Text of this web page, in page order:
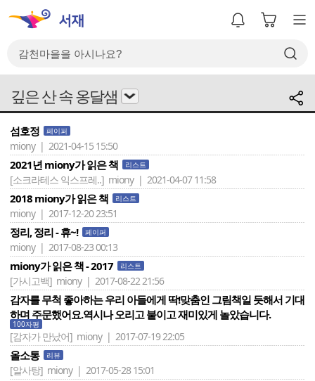
깊은 산 속 옹달샘
섬호정 페이퍼
miony | 2021-04-15 15:50
2021년 miony가 읽은 책 리스트
[소크라테스 익스프레..] miony | 2021-04-07 11:58
2018 miony가 읽은 책 리스트
miony | 2017-12-20 23:51
정리, 정리 - 휴~! 페이퍼
miony | 2017-08-23 00:13
miony가 읽은 책 - 2017 리스트
[가시고백] miony | 2017-08-22 21:56
감자를 무척 좋아하는 우리 아들에게 딱!맞춤인 그림책일 듯해서 기대
하며 주문했어요.역시나 오리고 붙이고 재미있게 놀았습니다.
100자평
[감자가 만났어] miony | 2017-07-19 22:05
올소통 리뷰
[알사탕] miony | 2017-05-28 15:01